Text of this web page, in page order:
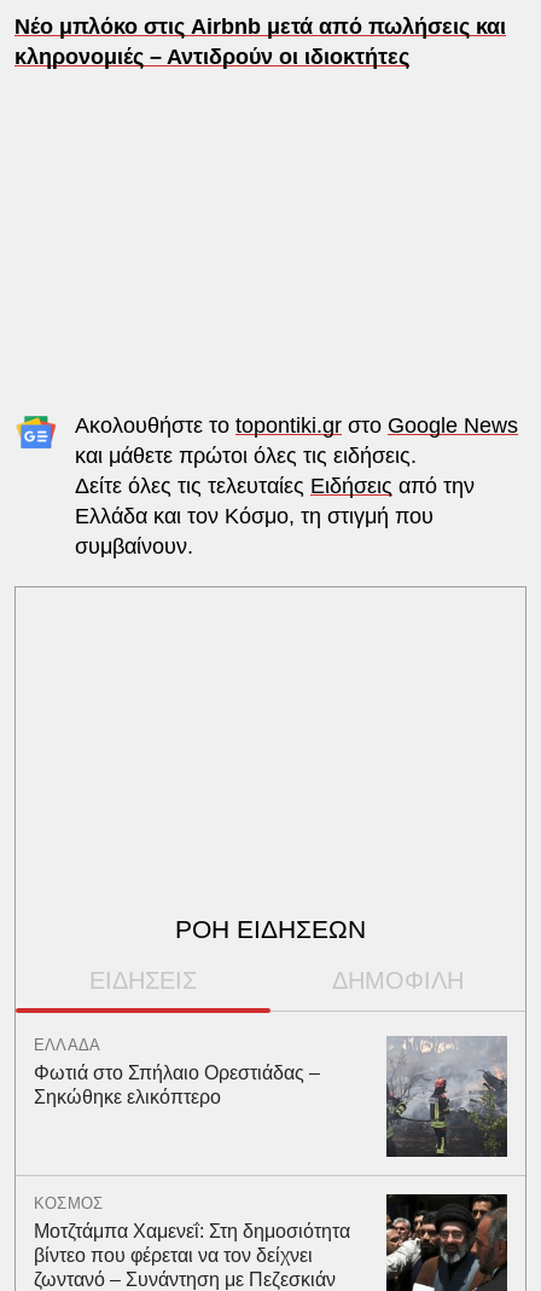
Νέο μπλόκο στις Airbnb μετά από πωλήσεις και
κληρονομιές – Αντιδρούν οι ιδιοκτήτες
Ακολουθήστε το topontiki.grστο Google News
και μάθετε πρώτοι όλες τις ειδήσεις.
Δείτε όλες τις τελευταίες Ειδήσεις από την
Ελλάδα και τον Κόσμο, τη στιγμή που
συμβαίνουν.
ΡΟΗ ΕΙΔΗΣΕΩΝ
ΕΙΔΗΣΕΙΣ ΔΗΜΟΦΙΛΗ
ΕΛΛΑΔΑ
Φωτιά στο Σπήλαιο Ορεστιάδας –
Σηκώθηκε ελικόπτερο
ΚΟΣΜΟΣ
Μοτζτάμπα Χαμενεΐ: Στη δημοσιότητα
βίντεο που φέρεται να τον δείχνει
ζωντανό – Συνάντηση με Πεζεσκιάν